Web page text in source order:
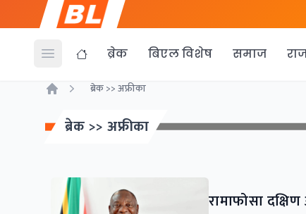
Open menu ब्रेक बिएल विशेष समाज
ब्रेक >> अफ्रीका
ब्रेक >> अफ्रीका
रामाफोसा दक्षिण